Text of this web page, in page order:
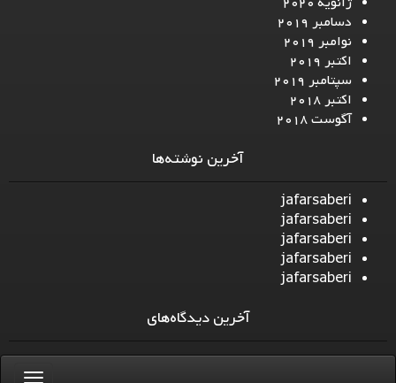
دسامبر 2019
نوامبر 2019
اکتبر 2019
سپتامبر 2019
اکتبر 2018
آگوست 2018
آخرین نوشته‌ها
jafarsaberi
jafarsaberi
jafarsaberi
jafarsaberi
jafarsaberi
آخرین دیدگاه‌های